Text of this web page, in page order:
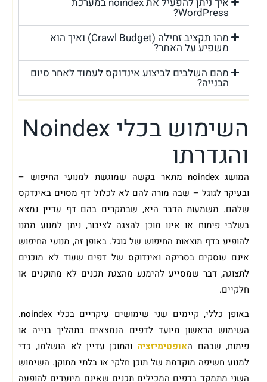
WordPress?
מהו תקציב זחילה (Crawl Budget) ואיך הוא
משפיע על האתר?
מהם השלבים לביצוע אינדוקס לעמוד לאחר סיום
הבנייה?
השימוש בכלי Noindex
והגדרתו
המושג noindex מתאר בקשה שמוגשת למנועי החיפוש –
ובעיקר לגוגל – שבה מורה להם לא לכלול דף מסוים באינדקס
שלהם. משמעות הדבר היא, שבמקרים בהם דף עדיין נמצא
בשלבי פיתוח או אינו מוכן להצגה לציבור, ניתן למנוע ממנו
להופיע בדף תוצאות החיפוש של גוגל. באופן זה, מנועי החיפוש
אינם עוסקים בסריקה ואינדוקס של דפים שעוד לא מוכנים
לתצוגה, דבר שמסייע להימנע מהצגת תכנים לא מתוקנים או
חלקיים.
באופן כללי, קיימים שני שימושים עיקריים בכלי noindex.
השימוש הראשון מיועד לדפים הנמצאים בתהליך בנייה או
פיתוח, שבהם האופטימיזציה והתוכן עדיין לא הושלמו, כדי
למנוע חשיפה מוקדמת של תוכן חלקי או בלתי מתוקן. השימוש
השני מתמקד בדפים המכילים תכנים שאינם מיועדים להופעה